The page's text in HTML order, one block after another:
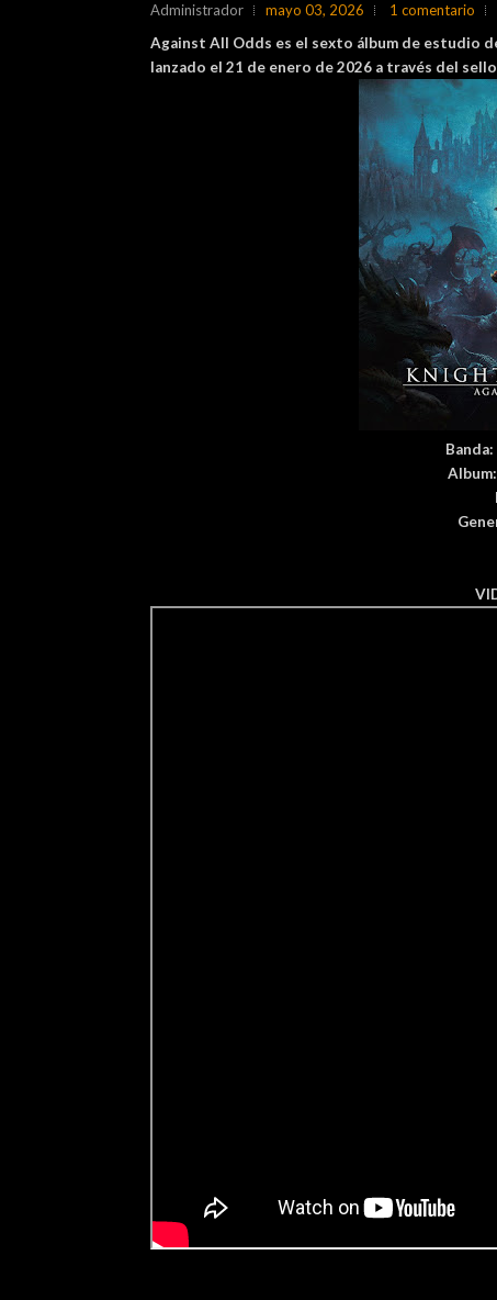
Administrador mayo 03, 2026
1 comentario
Against All Odds es el sexto álbum de estudio
lanzado el 21 de enero de 2026 a través del
Banda:
Album: